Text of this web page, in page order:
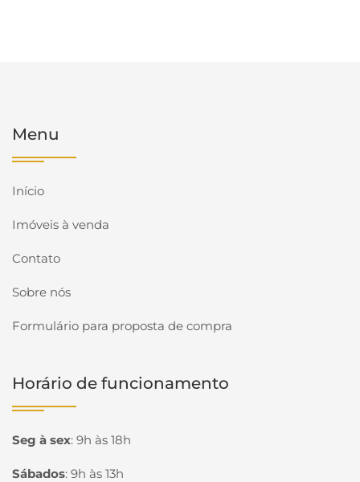
Menu
Início
Imóveis à venda
Contato
Sobre nós
Formulário para proposta de compra
Horário de funcionamento
Seg à sex: 9h às 18h
Sábados: 9h às 13h